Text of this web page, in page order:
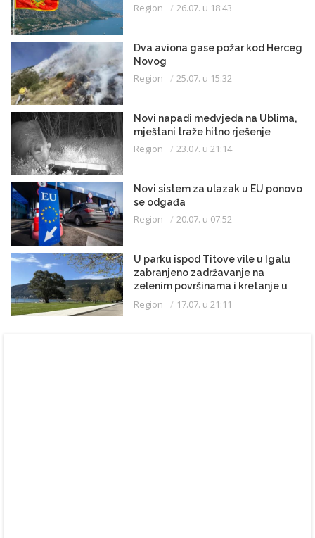
Region 26.07. u 18:43
Dva aviona gase požar kod Herceg
Novog
Region 25.07. u 15:32
Novi napadi medvjeda na Ublima,
mještani traže hitno rješenje
Region 23.07. u 21:14
Novi sistem za ulazak u EU ponovo
se odgađa
Region 20.07. u 07:52
U parku ispod Titove vile u Igalu
zabranjeno zadržavanje na
zelenim površinama i kretanje u
kupaćem kostimu
Region 17.07. u 21:11